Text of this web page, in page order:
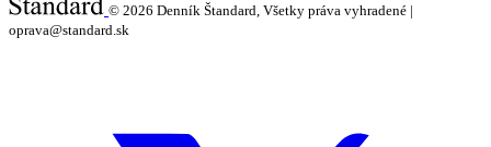
© 2026 Denník Štandard, Všetky práva vyhradené |
oprava@standard.sk